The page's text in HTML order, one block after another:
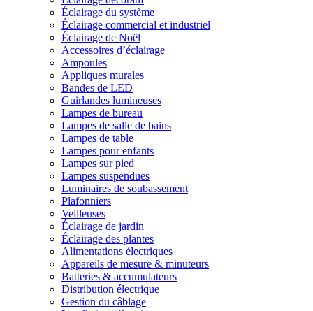
Éclairage du système
Éclairage commercial et industriel
Éclairage de Noël
Accessoires d’éclairage
Ampoules
Appliques murales
Bandes de LED
Guirlandes lumineuses
Lampes de bureau
Lampes de salle de bains
Lampes de table
Lampes pour enfants
Lampes sur pied
Lampes suspendues
Luminaires de soubassement
Plafonniers
Veilleuses
Éclairage de jardin
Éclairage des plantes
Alimentations électriques
Appareils de mesure & minuteurs
Batteries & accumulateurs
Distribution électrique
Gestion du câblage